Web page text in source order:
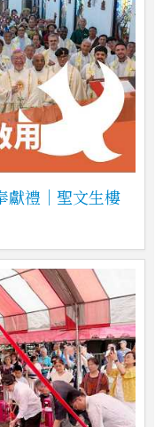
獻禮｜聖文生樓